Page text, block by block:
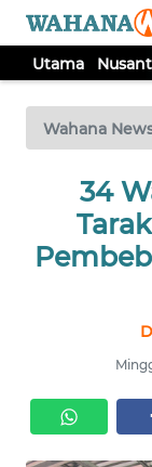
Utama
Wahana
34
TV
Tutup
UTAMA
NUSANTARA
SERBI
OPINI